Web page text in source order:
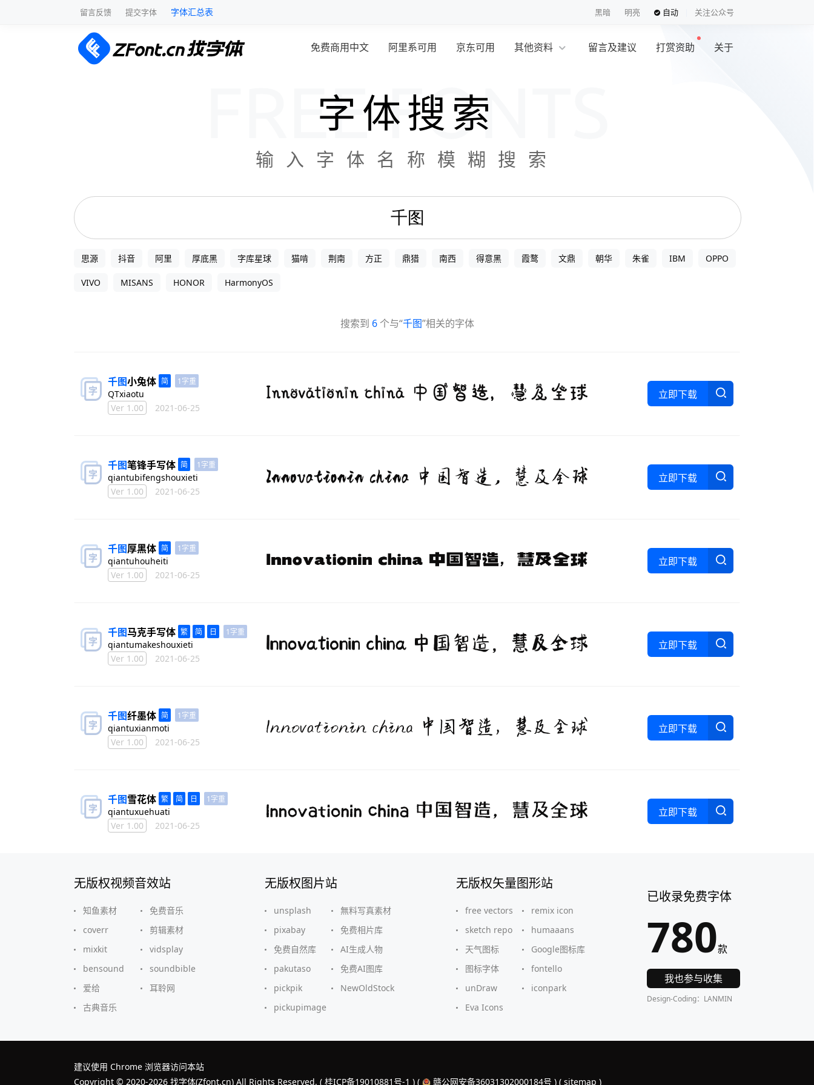
留言反馈 提交字体 字体汇总表 黑暗 明亮 自动 关注公众号
免费商用中文 阿里系可用 京东可用 其他资料 留言及建议 打赏资助 关于
字体搜索
输入字体名称模糊搜索
思源 抖音 阿里 厚底黑 字库星球 猫啃 荆南 方正 鼎猎 南西 得意黑 霞鹜 文鼎 朝华 朱雀 IBM OPPO
VIVO MISANS HONOR HarmonyOS
搜索到 6个与“千图”相关的字体
千图小兔体 1字重
QTxiaotu
Ver 1.00
2021-06-25
立即下载
千图笔锋手写体 1字重
qiantubifengshouxieti
Ver 1.00
2021-06-25
立即下载
千图厚黑体 1字重
qiantuhouheiti
Ver 1.00
2021-06-25
立即下载
千图马克手写体 1字重
qiantumakeshouxieti
Ver 1.00
2021-06-25
立即下载
千图纤墨体 1字重
qiantuxianmoti
Ver 1.00
2021-06-25
立即下载
千图雪花体 1字重
qiantuxuehuati
Ver 1.00
2021-06-25
立即下载
无版权视频音效站
知鱼素材
免费音乐
coverr
剪辑素材
mixkit
vidsplay
bensound
soundbible
爱给
耳聆网
古典音乐
无版权图片站
unsplash
無料写真素材
pixabay
免费相片库
免费自然库
AI生成人物
pakutaso
免费AI图库
pickpik
NewOldStock
pickupimage
无版权矢量图形站
free vectors
remix icon
sketch repo
humaaans
天气图标
Google图标库
图标字体
fontello
unDraw
iconpark
Eva Icons
已收录免费字体
780款
我也参与收集
Design-Coding：LANMIN
建议使用 Chrome 浏览器访问本站
Copyright © 2020-2026 找字体(Zfont.cn) All Rights Reserved. ( 桂ICP备19010881号-1 ) ( 赣公网安备36031302000184号 ) ( sitemap )